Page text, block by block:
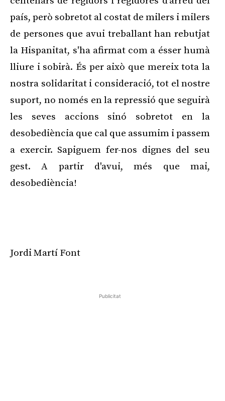
país, però sobretot al costat de milers i milers
de persones que avui treballant han rebutjat
la Hispanitat, s'ha afirmat com a ésser humà
lliure i sobirà. És per això que mereix tota la
nostra solidaritat i consideració, tot el nostre
suport, no només en la repressió que seguirà
les seves accions sinó sobretot en la
desobediència que cal que assumim i passem
a exercir. Sapiguem fer-nos dignes del seu
gest. A partir d'avui, més que mai,
desobediència!
Jordi Martí Font
Publicitat